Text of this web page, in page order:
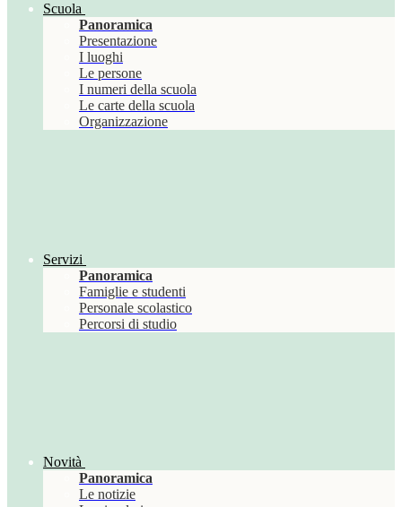
Scuola
Panoramica
Presentazione
I luoghi
Le persone
I numeri della scuola
Le carte della scuola
Organizzazione
Servizi
Panoramica
Famiglie e studenti
Personale scolastico
Percorsi di studio
Novità
Panoramica
Le notizie